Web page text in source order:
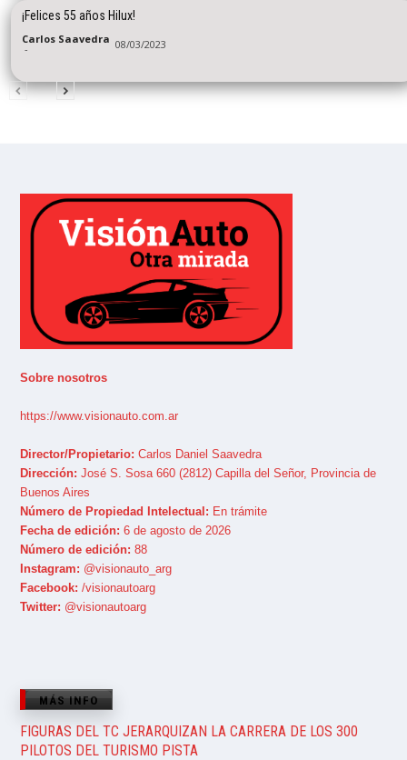
¡Felices 55 años Hilux!
Carlos Saavedra
- 08/03/2023
Sobre nosotros
https://www.visionauto.com.ar
Director/Propietario: Carlos Daniel Saavedra
Dirección: José S. Sosa 660 (2812) Capilla del Señor, Provincia de
Buenos Aires
Número de Propiedad Intelectual: En trámite
Fecha de edición: 6 de agosto de 2026
Número de edición: 88
Instagram: @visionauto_arg
Facebook: /visionautoarg
Twitter: @visionautoarg
MÁS INFO
FIGURAS DEL TC JERARQUIZAN LA CARRERA DE LOS 300
PILOTOS DEL TURISMO PISTA